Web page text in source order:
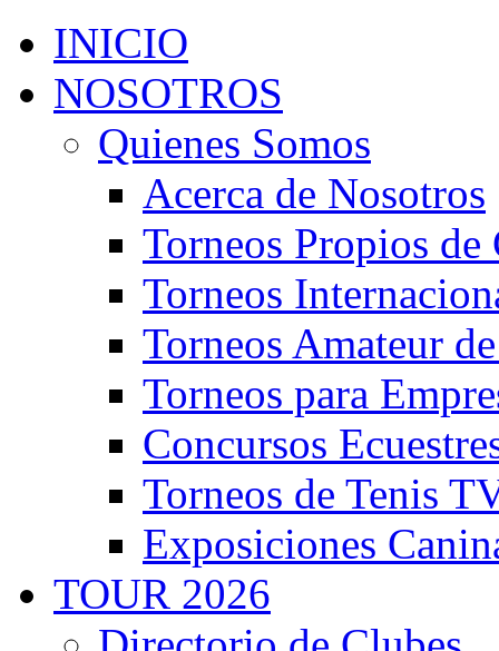
INICIO
NOSOTROS
Quienes Somos
Acerca de Nosotros
Torneos Propios
Torneos
Torneos Amateur
Torneos para
Concursos
Torneos de Tenis
Exposiciones
TOUR 2026